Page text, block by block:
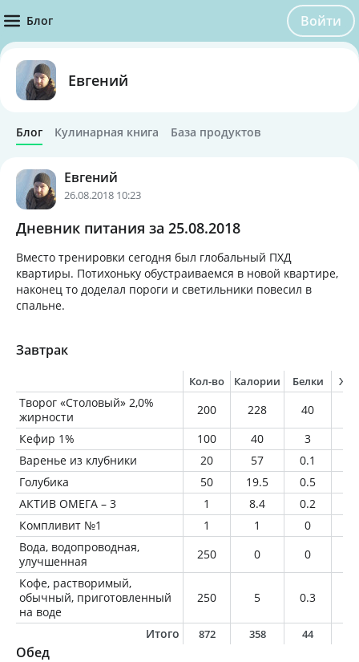
Блог Войти
Евгений
Блог Кулинарная книга База продуктов
Евгений
26.08.2018 10:23
Дневник питания за 25.08.2018
Вместо тренировки сегодня был глобальный ПХД
квартиры. Потихоньку обустраиваемся в новой квартире,
наконец то доделал пороги и светильники повесил в
спальне.
Завтрак
Кол-во Калории Белки
Творог «Столовый» 2,0%
жирности
200 228 40
Кефир 1%
100 40 3
Варенье из клубники
20 57 0.1
Голубика
50 19.5 0.5
АКТИВ ОМЕГА – 3
1 8.4 0.2
Компливит №1
1 1 0
Вода, водопроводная,
улучшенная
250 0 0
Кофе, растворимый,
обычный, приготовленный
на воде
250 5 0.3
Итого 872 358 44
Обед